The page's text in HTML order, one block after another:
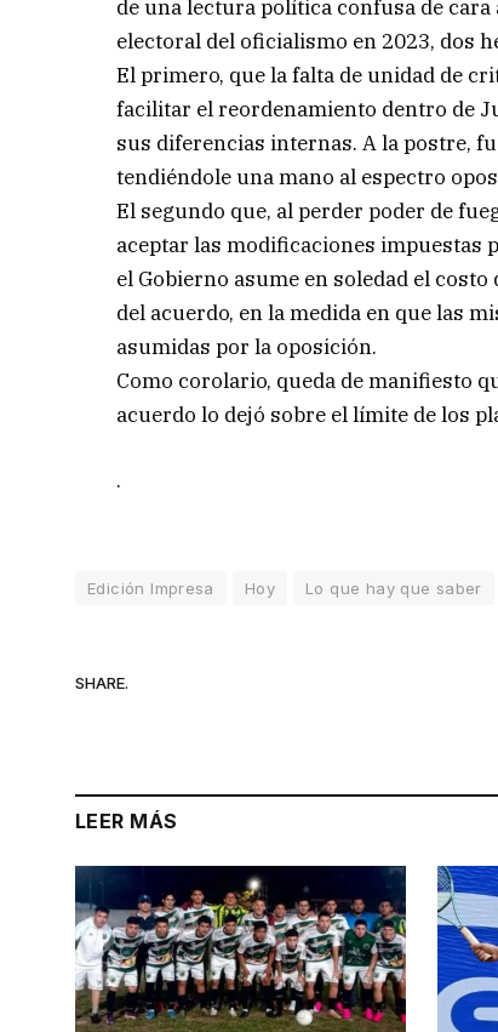
de una lectura política confusa de
electoral del oficialismo en 2023, dos
El primero, que la falta de unidad de
facilitar el reordenamiento dentro de
sus diferencias internas. A la postre,
tendiéndole una mano al espectro
El segundo que, al perder poder de
aceptar las modificaciones impuestas
el Gobierno asume en soledad el
del acuerdo, en la medida en que las
asumidas por la oposición.
Como corolario, queda de manifiesto
acuerdo lo dejó sobre el límite de los
.
Edición Impresa Hoy Lo que hay que saber
SHARE.
LEER MÁS